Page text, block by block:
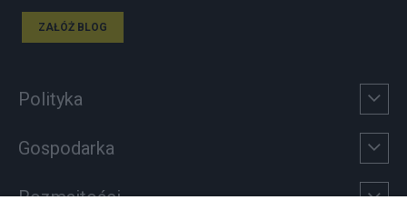
ZAŁÓŻ BLOG
Polityka
Gospodarka
Rozmaitości